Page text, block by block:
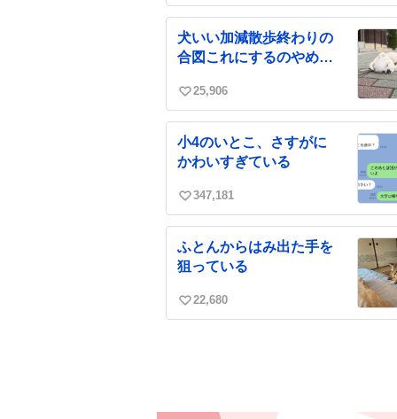
ね
数
犬いい加減散歩終わりの
合図これにするのやめて
い
ね
数
25,906
小4のいとこ、さすがに
かわいすぎている
い
数
347,181
ふとんからはみ出た手を
狙っている
い
22,680